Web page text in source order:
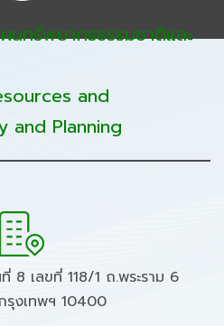
นทรัพยากรธรรมชาติและ
and
and Planning
8 เลขที่ 118/1 ถ.พระราม 6
งเทพฯ 10400